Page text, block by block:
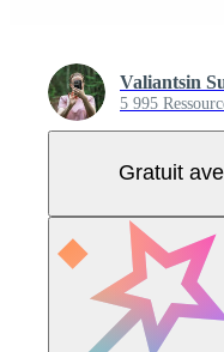
Valiantsin
5 995
Gratuit